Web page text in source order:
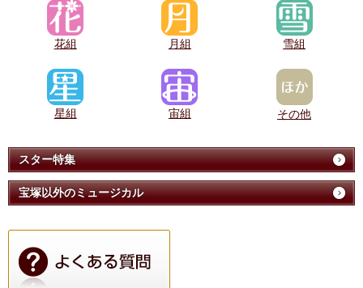
花組 月組 雪組
星組 宙組 その他
スター特集
宝塚以外のミュージカル